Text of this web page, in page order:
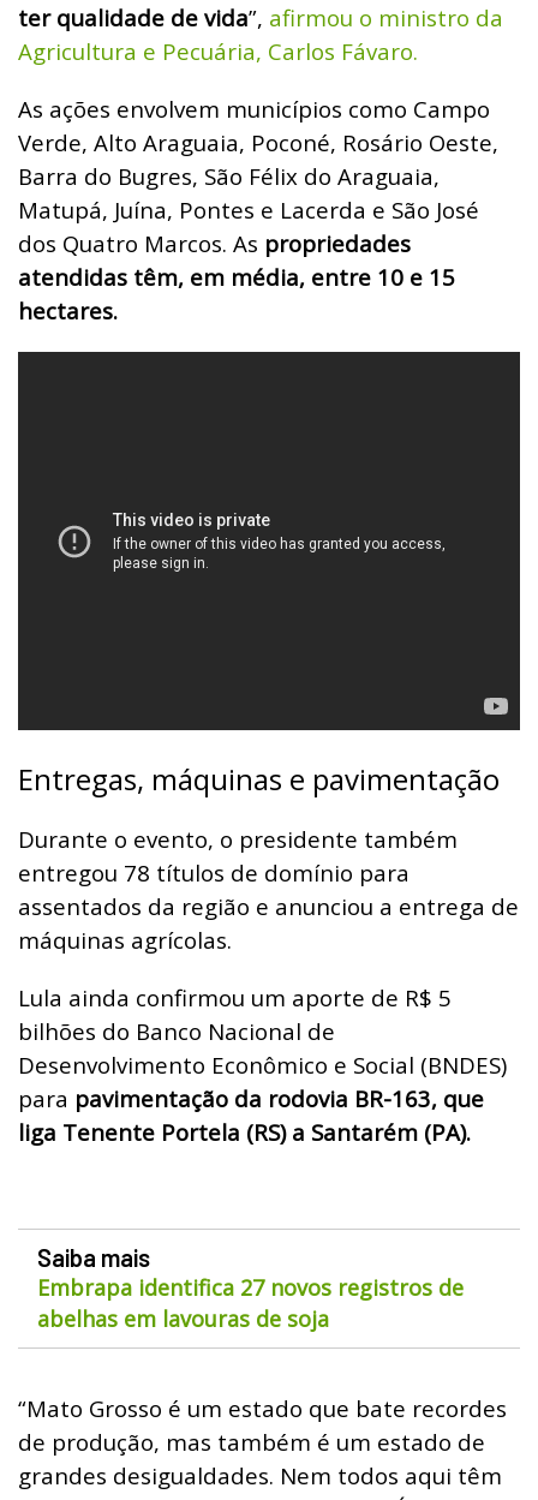
ter qualidade de vida”, afirmou o ministro da
Agricultura e Pecuária, Carlos Fávaro.
As ações envolvem municípios como Campo
Verde, Alto Araguaia, Poconé, Rosário Oeste,
Barra do Bugres, São Félix do Araguaia,
Matupá, Juína, Pontes e Lacerda e São José
dos Quatro Marcos. As propriedades
atendidas têm, em média, entre 10 e 15
hectares.
Entregas, máquinas e pavimentação
Durante o evento, o presidente também
entregou 78 títulos de domínio para
assentados da região e anunciou a entrega de
máquinas agrícolas.
Lula ainda confirmou um aporte de R$ 5
bilhões do Banco Nacional de
Desenvolvimento Econômico e Social (BNDES)
para pavimentação da rodovia BR-163, que
liga Tenente Portela (RS) a Santarém (PA).
Saiba mais
Embrapa identifica 27 novos registros de
abelhas em lavouras de soja
“Mato Grosso é um estado que bate recordes
de produção, mas também é um estado de
grandes desigualdades. Nem todos aqui têm